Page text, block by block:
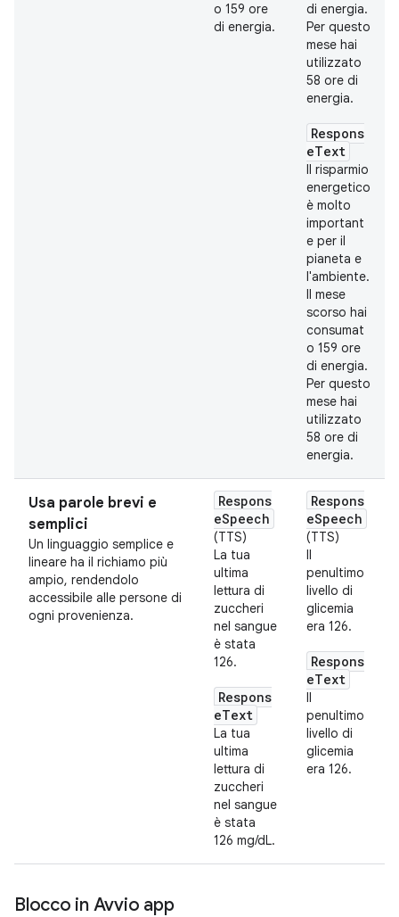
o 159 ore
di energia.
di energia.
Per questo
mese hai
utilizzato
58 ore di
energia.
Respons
eText
Il risparmio
energetico
è molto
important
e per il
pianeta e
l'ambiente.
Il mese
scorso hai
consumat
o 159 ore
di energia.
Per questo
mese hai
utilizzato
58 ore di
energia.
Usa parole brevi e
semplici
Un linguaggio semplice e
lineare ha il richiamo più
ampio, rendendolo
accessibile alle persone di
ogni provenienza.
Respons
eSpeech
(TTS)
La tua
ultima
lettura di
zuccheri
nel sangue
è stata
126.
Respons
eText
La tua
ultima
lettura di
zuccheri
nel sangue
è stata
126 mg/dL.
Respons
eSpeech
(TTS)
Il
penultimo
livello di
glicemia
era 126.
Respons
eText
Il
penultimo
livello di
glicemia
era 126.
Blocco in Avvio app